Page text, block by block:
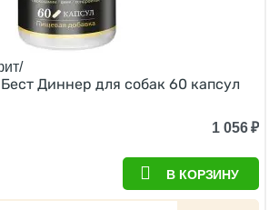
Диннер для собак 60 капсул
1 056₽
В КОРЗИНУ